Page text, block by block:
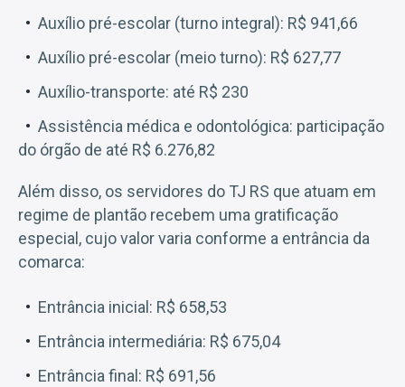
Auxílio pré-escolar (turno integral): R$ 941,66
Auxílio pré-escolar (meio turno): R$ 627,77
Auxílio-transporte: até R$ 230
Assistência médica e odontológica: participação
do órgão de até R$ 6.276,82
Além disso, os servidores do TJ RS que atuam em
regime de plantão recebem uma gratificação
especial, cujo valor varia conforme a entrância da
comarca:
Entrância inicial: R$ 658,53
Entrância intermediária: R$ 675,04
Entrância final: R$ 691,56